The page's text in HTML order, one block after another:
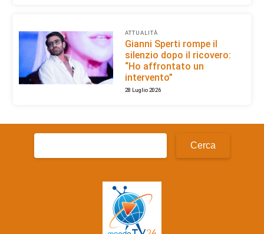
ATTUALITÀ
Gianni Sperti rompe il
silenzio dopo il ricovero:
“Ho affrontato un
intervento”
28 Luglio 2026